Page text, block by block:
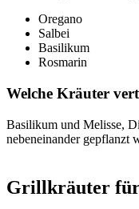
Oregano
Salbei
Basilikum
Rosmarin
Welche Kräuter
Basilikum und Melisse,
nebeneinander gepflanzt
Grillkräuter